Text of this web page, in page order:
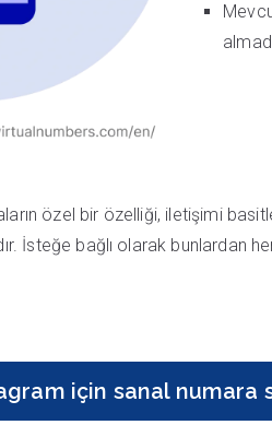
özel bir özelliği, iletişimi
İsteğe bağlı olarak bunlardan
için sanal numara